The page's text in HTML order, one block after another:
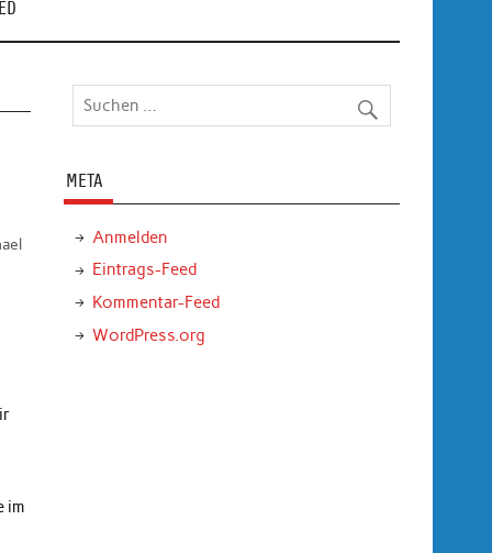
im
META
Anmelden
Eintrags-Feed
Kommentar-Feed
WordPress.org